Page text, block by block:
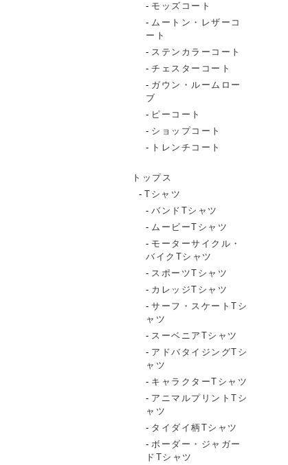
モッズコート
ムートン・レザーコ
ート
ステンカラーコート
チェスターコート
ガウン・ルームロー
ブ
ピーコート
ショップコート
トレンチコート
トップス
Tシャツ
バンドTシャツ
ムービーTシャツ
モーターサイクル・
バイクTシャツ
スポーツTシャツ
カレッジTシャツ
サーフ・スケートTシ
ャツ
スーベニアTシャツ
アドバタイジングTシ
ャツ
キャラクターTシャツ
アニマルプリントTシ
ャツ
タイダイ柄Tシャツ
ボーダー・ジャガー
ドTシャツ